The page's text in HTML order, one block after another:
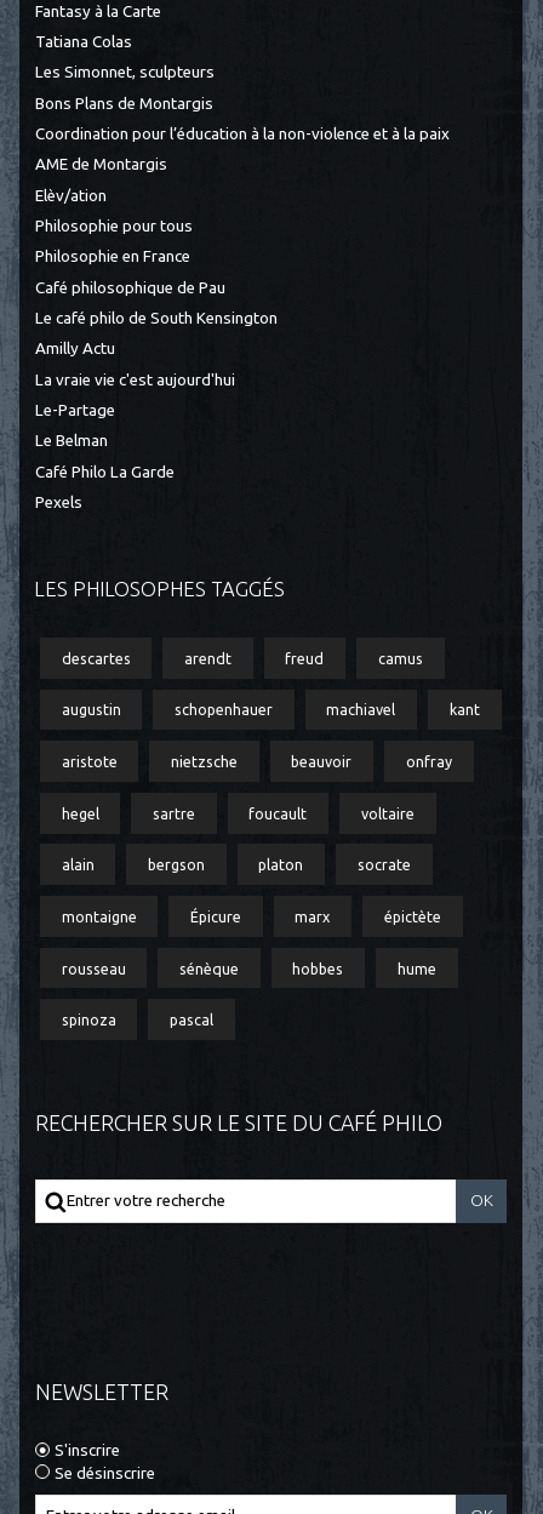
Fantasy à la Carte
Tatiana Colas
Les Simonnet, sculpteurs
Bons Plans de Montargis
Coordination pour l’éducation à la non-violence et à la paix
AME de Montargis
Elèv/ation
Philosophie pour tous
Philosophie en France
Café philosophique de Pau
Le café philo de South Kensington
Amilly Actu
La vraie vie c'est aujourd'hui
Le-Partage
Le Belman
Café Philo La Garde
Pexels
LES PHILOSOPHES TAGGÉS
descartes arendt freud camus
augustin schopenhauer machiavel kant
aristote nietzsche beauvoir onfray
hegel sartre foucault voltaire
alain bergson platon socrate
montaigne Épicure marx épictète
rousseau sénèque hobbes hume
spinoza pascal
RECHERCHER SUR LE SITE DU CAFÉ PHILO
NEWSLETTER
S'inscrire
Se désinscrire